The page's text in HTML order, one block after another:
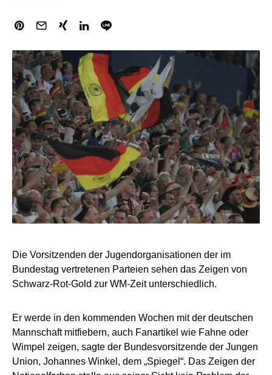
Die Vorsitzenden der Jugendorganisationen der im
Bundestag vertretenen Parteien sehen das Zeigen von
Schwarz-Rot-Gold zur WM-Zeit unterschiedlich.
Er werde in den kommenden Wochen mit der deutschen
Mannschaft mitfiebern, auch Fanartikel wie Fahne oder
Wimpel zeigen, sagte der Bundesvorsitzende der Jungen
Union, Johannes Winkel, dem „Spiegel“. Das Zeigen der